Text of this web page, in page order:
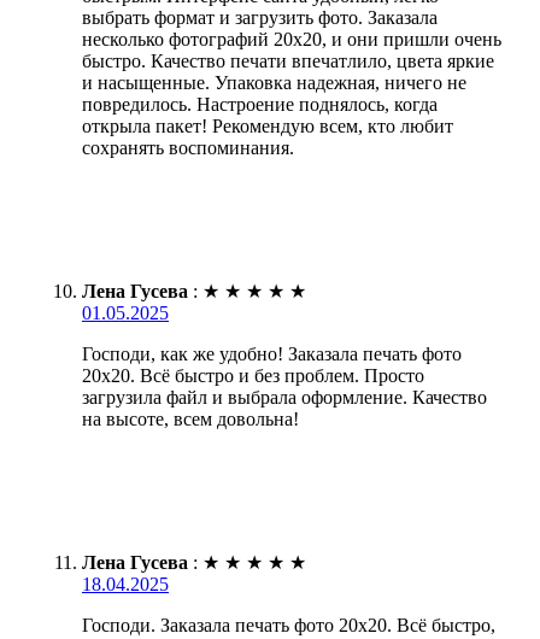
выбрать формат и загрузить фото. Заказала
несколько фотографий 20х20, и они пришли очень
быстро. Качество печати впечатлило, цвета яркие
и насыщенные. Упаковка надежная, ничего не
повредилось. Настроение поднялось, когда
открыла пакет! Рекомендую всем, кто любит
сохранять воспоминания.
Лена Гусева : ★ ★ ★ ★ ★
01.05.2025
Господи, как же удобно! Заказала печать фото
20х20. Всё быстро и без проблем. Просто
загрузила файл и выбрала оформление. Качество
на высоте, всем довольна!
Лена Гусева : ★ ★ ★ ★ ★
18.04.2025
Господи. Заказала печать фото 20х20. Всё быстро,